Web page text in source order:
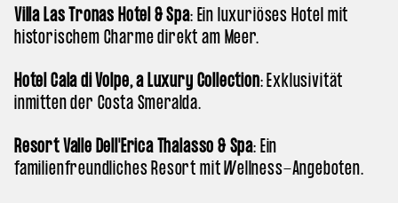
Villa Las Tronas Hotel & Spa: Ein luxuriöses Hotel mit
historischem Charme direkt am Meer.
Hotel Cala di Volpe, a Luxury Collection: Exklusivität
inmitten der Costa Smeralda.
Resort Valle Dell'Erica Thalasso & Spa: Ein
familienfreundliches Resort mit Wellness-Angeboten.